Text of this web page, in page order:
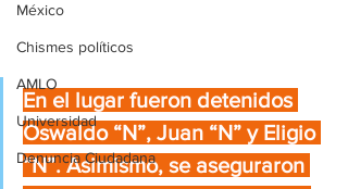
México
Chismes políticos
AMLO
Universidad
Denuncia Ciudadana
En el lugar fueron detenidos
Oswaldo “N”, Juan “N” y Eligio
“N”. Asimismo, se aseguraron